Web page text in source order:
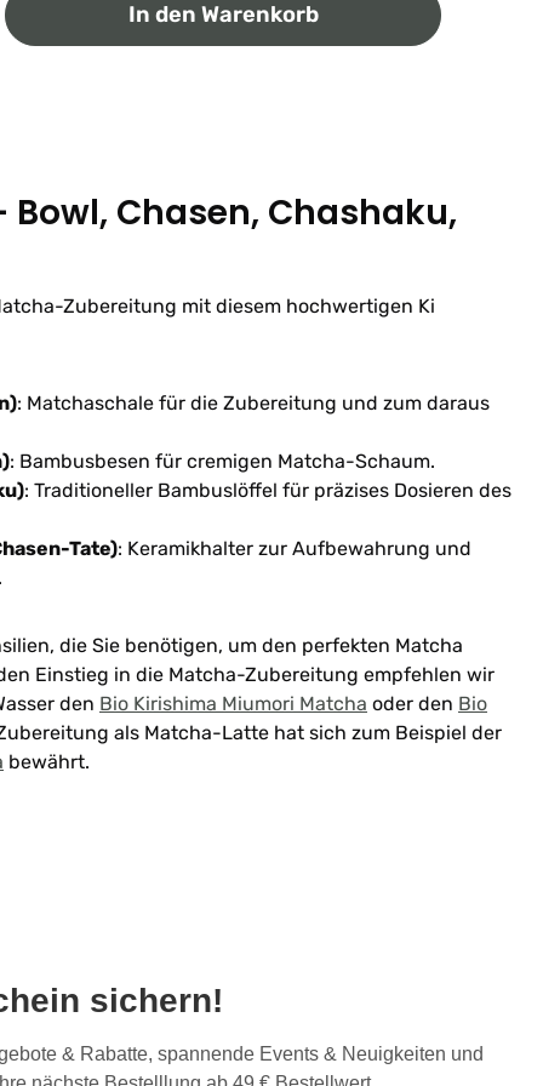
In den Warenkorb
Chasen, Chashaku,
Zubereitung mit diesem hochwertigen Ki
: Matchaschale für die Zubereitung und zum daraus
: Bambusbesen für cremigen Matcha-Schaum.
: Traditioneller Bambuslöffel für präzises Dosieren des
Tate): Keramikhalter zur Aufbewahrung und
die Sie benötigen, um den perfekten Matcha
Einstieg in die Matcha-Zubereitung empfehlen wir
den Bio Kirishima Miumori Matcha oder den Bio
als Matcha-Latte hat sich zum Beispiel der
bewährt.
sichern!
& Rabatte, spannende Events & Neuigkeiten und